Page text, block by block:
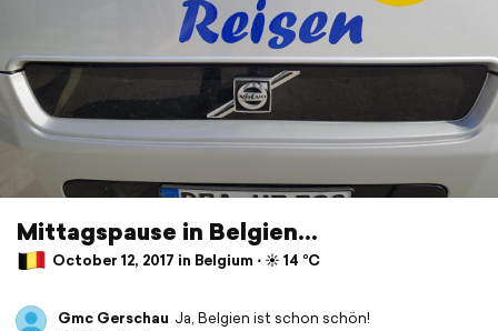
Mittagspause in Belgien...
October 12, 2017 in Belgium ⋅ ☀️ 14 °C
Gmc Gerschau Ja, Belgien ist schon schön!